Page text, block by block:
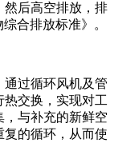
然后高空排放，排
综合排放标准》。
过循环风机及管
交换，实现对工
与补充的新鲜空
的循环，从而使